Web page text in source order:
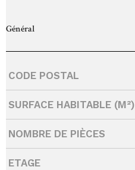
Général
Caractérisque Valeurs
CODE POSTAL
SURFACE HABITABLE (M²)
NOMBRE DE PIÈCES
ETAGE